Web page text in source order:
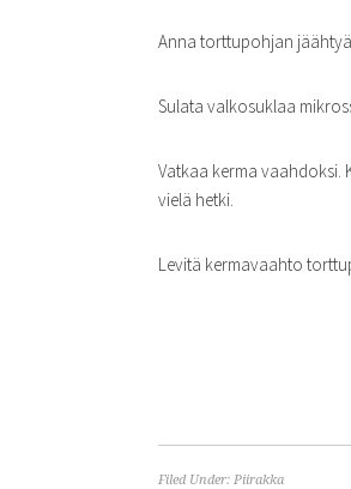
Anna torttupohjan
Sulata valkosuklaa
Vatkaa kerma vaahdoksi.
vielä hetki.
Levitä kermavaahto
Filed Under: Piirakka